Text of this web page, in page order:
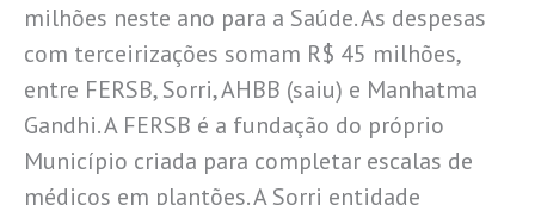
milhões neste ano para a Saúde. As despesas
com terceirizações somam R$ 45 milhões,
entre FERSB, Sorri, AHBB (saiu) e Manhatma
Gandhi. A FERSB é a fundação do próprio
Município criada para completar escalas de
médicos em plantões. A Sorri entidade